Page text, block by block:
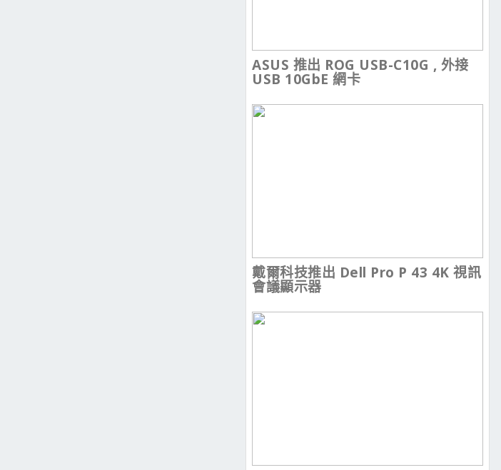
ASUS 推出 ROG USB-C10G , 外接
USB 10GbE 網卡
戴爾科技推出 Dell Pro P 43 4K 視訊
會議顯示器